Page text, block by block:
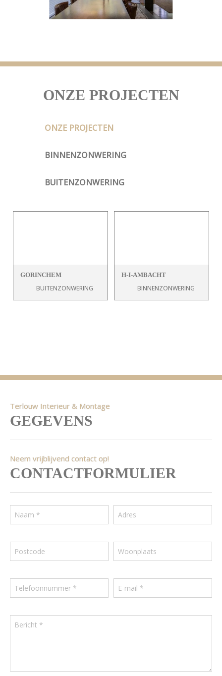
ONZE PROJECTEN
ONZE PROJECTEN
BINNENZONWERING
BUITENZONWERING
GORINCHEM
BUITENZONWERING
H-I-AMBACHT
BINNENZONWERING
Terlouw Interieur & Montage
GEGEVENS
Neem vrijblijvend contact op!
CONTACTFORMULIER